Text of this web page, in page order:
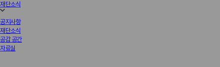
재단소식
공지사항
재단소식
공감 공간
자료실